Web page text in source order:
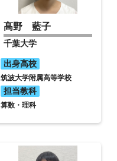
髙野 藍子
千葉大学
出身高校
筑波大学附属高等学校
担当教科
算数・理科